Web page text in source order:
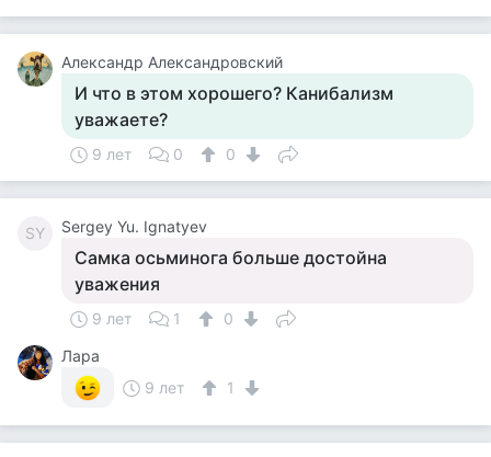
Александр Александровский
И что в этом хорошего? Канибализм
уважаете?
9 лет 0 0
SY Sergey Yu. Ignatyev
Самка осьминога больше достойна
уважения
9 лет 1
0
Лара
9 лет
1